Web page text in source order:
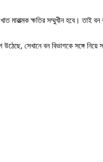
মারাত্মক ক্ষতির সম্মুখীন হবে। তাই
সেখানে বন বিভাগকে সঙ্গে